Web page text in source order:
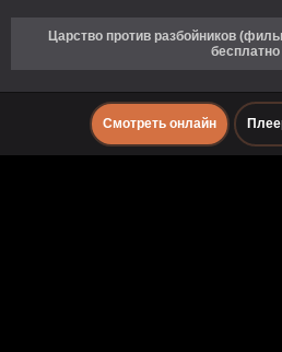
Царство против разбойников
бесплатно
Смотреть онлайн